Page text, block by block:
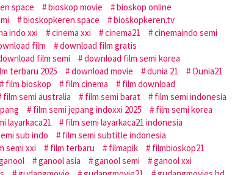
space bioskop movie
bioskop online
bioskopkeren.space
bioskopkeren.tv
indo xxi cinema xxi cinema21
cinemaindo semi
film
download film gratis
film semi
download film semi korea
terbaru 2025 download movie dunia 21
Dunia21
film bioskop film cinema
film download
film semi australia film semi barat
film semi indonesia
film semi jepang indoxxi 2025
film semi korea
layarkaca21
film semi layarkaca21 indonesia
sub indo
film semi subtitle indonesia
semi xxi film terbaru filmapik
filmbioskop21
ganool asia ganool semi
ganool xxi